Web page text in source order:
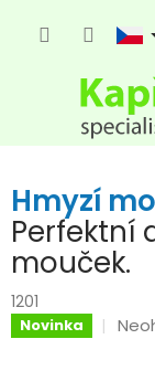
Hmyzí
Perfektní
mouček.
1201
Novinka